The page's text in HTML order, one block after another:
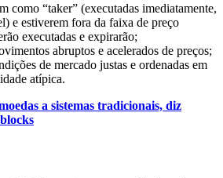
como “taker” (executadas imediatamente,
e estiverem fora da faixa de preço
executadas e expirarão;
abruptos e acelerados de preços;
de mercado justas e ordenadas em
atípica.
a sistemas tradicionais, diz